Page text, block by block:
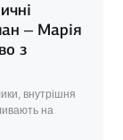
– Марія
з
внутрішня
на